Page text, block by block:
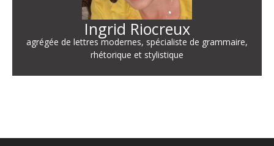
Ingrid Riocreux
agrégée de lettres modernes, spécialiste de grammaire,
rhétorique et stylistique